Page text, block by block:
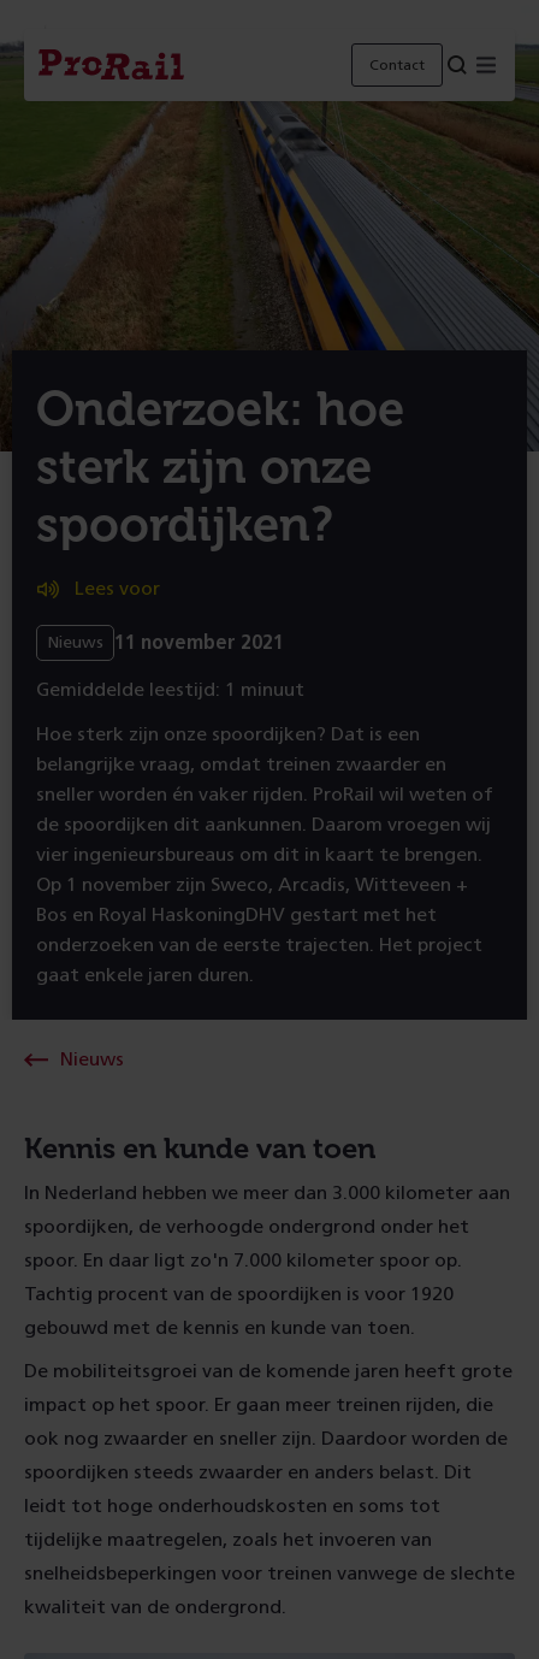
Navigatie
Homepage
ProRail
Contact
Onderzoek: hoe
sterk zijn onze
spoordijken?
Lees voor
Nieuws 11 november 2021
Gemiddelde leestijd: 1 minuut
Hoe sterk zijn onze spoordijken? Dat is een
belangrijke vraag, omdat treinen zwaarder en
sneller worden én vaker rijden. ProRail wil weten of
de spoordijken dit aankunnen. Daarom vroegen wij
vier ingenieursbureaus om dit in kaart te brengen.
Op 1 november zijn Sweco, Arcadis, Witteveen +
Bos en Royal HaskoningDHV gestart met het
onderzoeken van de eerste trajecten. Het project
gaat enkele jaren duren.
Nieuws
Kennis en kunde van toen
In Nederland hebben we meer dan 3.000 kilometer aan
spoordijken, de verhoogde ondergrond onder het
spoor. En daar ligt zo'n 7.000 kilometer spoor op.
Tachtig procent van de spoordijken is voor 1920
gebouwd met de kennis en kunde van toen.
De mobiliteitsgroei van de komende jaren heeft grote
impact op het spoor. Er gaan meer treinen rijden, die
ook nog zwaarder en sneller zijn. Daardoor worden de
spoordijken steeds zwaarder en anders belast. Dit
leidt tot hoge onderhoudskosten en soms tot
tijdelijke maatregelen, zoals het invoeren van
snelheidsbeperkingen voor treinen vanwege de slechte
kwaliteit van de ondergrond.